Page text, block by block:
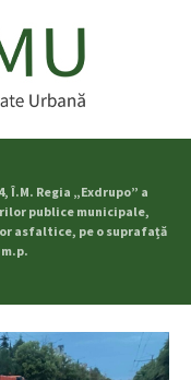
Î.M. Regia „Exdrupo” a
publice municipale,
asfaltice, pe o suprafață